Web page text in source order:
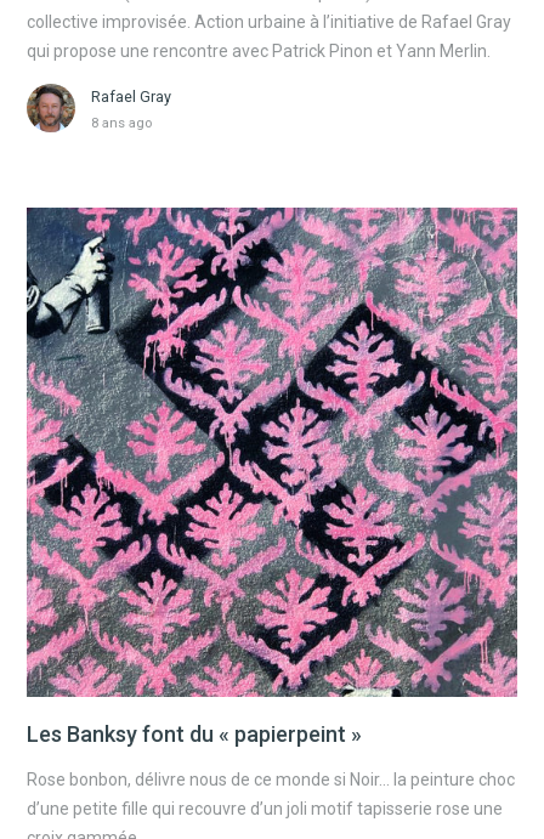
collective improvisée. Action urbaine à l’initiative de Rafael Gray
qui propose une rencontre avec Patrick Pinon et Yann Merlin.
Rafael Gray
8 ans ago
Les Banksy font du « papierpeint »
Rose bonbon, délivre nous de ce monde si Noir… la peinture choc
d’une petite fille qui recouvre d’un joli motif tapisserie rose une